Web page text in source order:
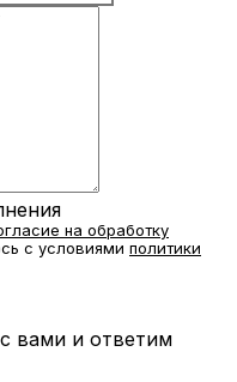
на обработку
с условиями политики
вами и ответим